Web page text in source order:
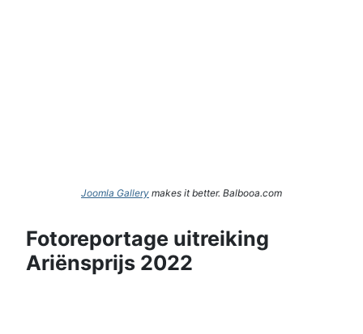
Joomla Gallery makes it better. Balbooa.com
Fotoreportage uitreiking
Ariënsprijs 2022